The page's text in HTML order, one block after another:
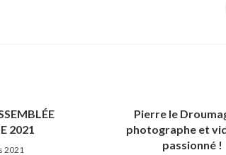
2021
2021
Pierre le
photographe et
passionné !